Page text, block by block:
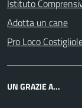
Istituto
Adotta un cane
Pro Loco
UN GRAZIE A...